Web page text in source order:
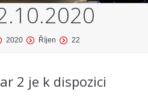
her
2020 Říjen 22
2 je k dispozici